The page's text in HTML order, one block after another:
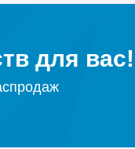
для вас!